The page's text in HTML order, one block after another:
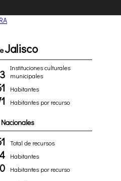
Jalisco
Instituciones culturales
municipales
Habitantes
Habitantes por recurso
Total de recursos
Habitantes
Habitantes por recurso